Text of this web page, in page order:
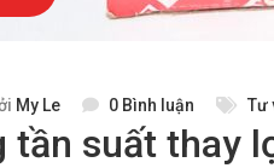
My Le 0 Bình luận Tư
tần suất thay